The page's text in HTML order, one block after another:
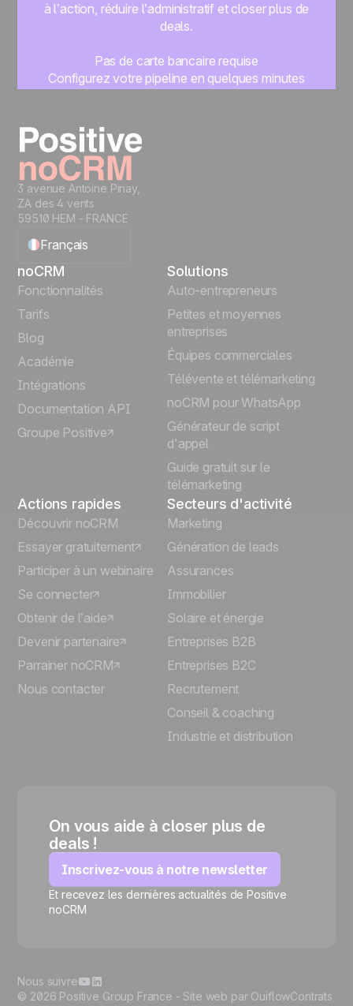
à l’action, réduire l’administratif et closer plus de
deals.
Pas de carte bancaire requise
Configurez votre pipeline en quelques minutes
3 avenue Antoine Pinay,
ZA des 4 vents
59510 HEM - FRANCE
Français
English
Português
Italiano
Deutsch
noCRM
Fonctionnalités
Tarifs
Blog
Académie
Intégrations
Documentation API
Groupe Positive
Solutions
Auto-entrepreneurs
Petites et moyennes
entreprises
Équipes commerciales
Télévente et télémarketing
noCRM pour WhatsApp
Générateur de script
d'appel
Guide gratuit sur le
télémarketing
Actions rapides
Découvrir noCRM
Essayer gratuitement
Participer à un webinaire
Se connecter
Obtenir de l’aide
Devenir partenaire
Parrainer noCRM
Nous contacter
Secteurs d'activité
Marketing
Génération de leads
Assurances
Immobilier
Solaire et énergie
Entreprises B2B
Entreprises B2C
Recrutement
Conseil & coaching
Industrie et distribution
On vous aide à closer plus de
deals !
Inscrivez-vous à notre newsletter
Et recevez les dernières actualités de Positive
noCRM
© 2026 Positive Group France - Site web par OuiflowContrats
Nous suivre